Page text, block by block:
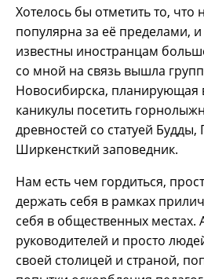
Хотелось бы отметить то, что
популярна за её пределами,
известны иностранцам
со мной на связь вышла
Новосибирска, планирующая
каникулы посетить
древностей со статуей Будды,
Ширкенсткий заповедник.
Нам есть чем гордиться,
держать себя в рамках
себя в общественных местах.
руководителей и просто
своей столицей и страной,